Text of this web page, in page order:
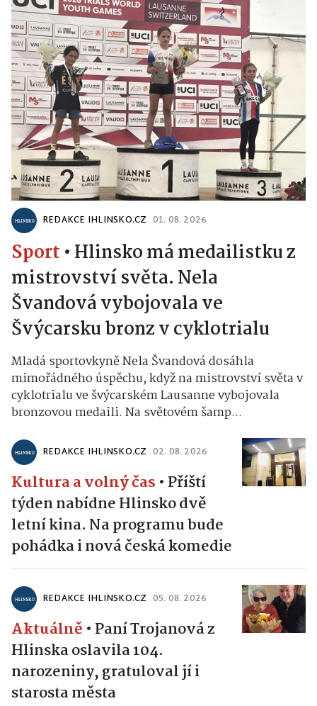
REDAKCE IHLINSKO.CZ 01. 08. 2026
Sport • Hlinsko má medailistku z
mistrovství světa. Nela
Švandová vybojovala ve
Švýcarsku bronz v cyklotrialu
Mladá sportovkyně Nela Švandová dosáhla
mimořádného úspěchu, když na mistrovství světa v
cyklotrialu ve švýcarském Lausanne vybojovala
bronzovou medaili. Na světovém šamp...
REDAKCE IHLINSKO.CZ 02. 08. 2026
Kultura a volný čas • Příští
týden nabídne Hlinsko dvě
letní kina. Na programu bude
pohádka i nová česká komedie
REDAKCE IHLINSKO.CZ 05. 08. 2026
Aktuálně • Paní Trojanová z
Hlinska oslavila 104.
narozeniny, gratuloval jí i
starosta města